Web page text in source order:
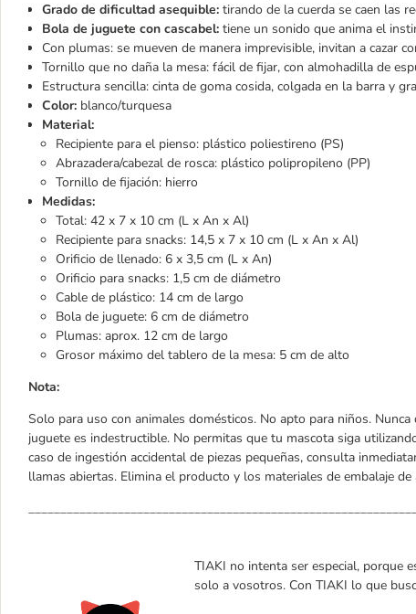
Grado de dificultad asequible: tirando de la cuerda se caen las
Bola de juguete con cascabel: tiene un sonido que anima el
Con plumas: se mueven de manera imprevisible, invitan a cazar
Tornillo que no daña la mesa: fácil de fijar, con almohadilla de
Estructura sencilla: cinta de goma cosida, colgada en la barra y
Color: blanco/turquesa
Material:
Recipiente para el pienso: plástico poliestireno (PS)
Abrazadera/cabezal de rosca: plástico polipropileno (PP)
Tornillo de fijación: hierro
Medidas:
Total: 42 x 7 x 10 cm (L x An x Al)
Recipiente para snacks: 14,5 x 7 x 10 cm (L x An x Al)
Orificio de llenado: 6 x 3,5 cm (L x An)
Orificio para snacks: 1,5 cm de diámetro
Cable de plástico: 14 cm de largo
Bola de juguete: 6 cm de diámetro
Plumas: aprox. 12 cm de largo
Grosor máximo del tablero de la mesa: 5 cm de alto
Nota:
Solo para uso con animales domésticos. No apto para niños.
juguete es indestructible. No permitas que tu mascota siga
caso de ingestión accidental de piezas pequeñas, consulta
llamas abiertas. Elimina el producto y los materiales de embalaje
TIAKI no intenta ser especial, porque
solo a vosotros. Con TIAKI lo que